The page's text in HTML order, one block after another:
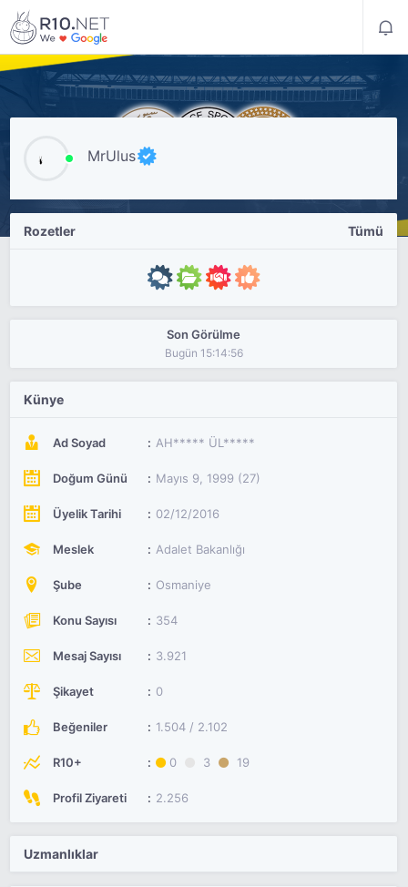
MrUlus
Rozetler Tümü
Son Görülme
Bugün 15:14:56
Künye
Ad Soyad AH***** ÜL*****
Doğum Günü Mayıs 9, 1999 (27)
Üyelik Tarihi 02/12/2016
Meslek Adalet Bakanlığı
Şube Osmaniye
Konu Sayısı 354
Mesaj Sayısı 3.921
Şikayet 0
Beğeniler 1.504 / 2.102
R10+ 0 3 19
Profil Ziyareti 2.256
Uzmanlıklar